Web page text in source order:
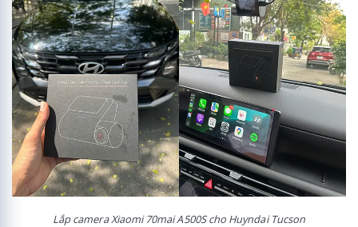
Lắp camera Xiaomi 70mai A500S cho Huyndai Tucson